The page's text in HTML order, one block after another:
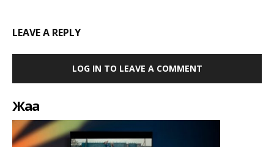
LEAVE A REPLY
LOG IN TO LEAVE A COMMENT
Жаңа